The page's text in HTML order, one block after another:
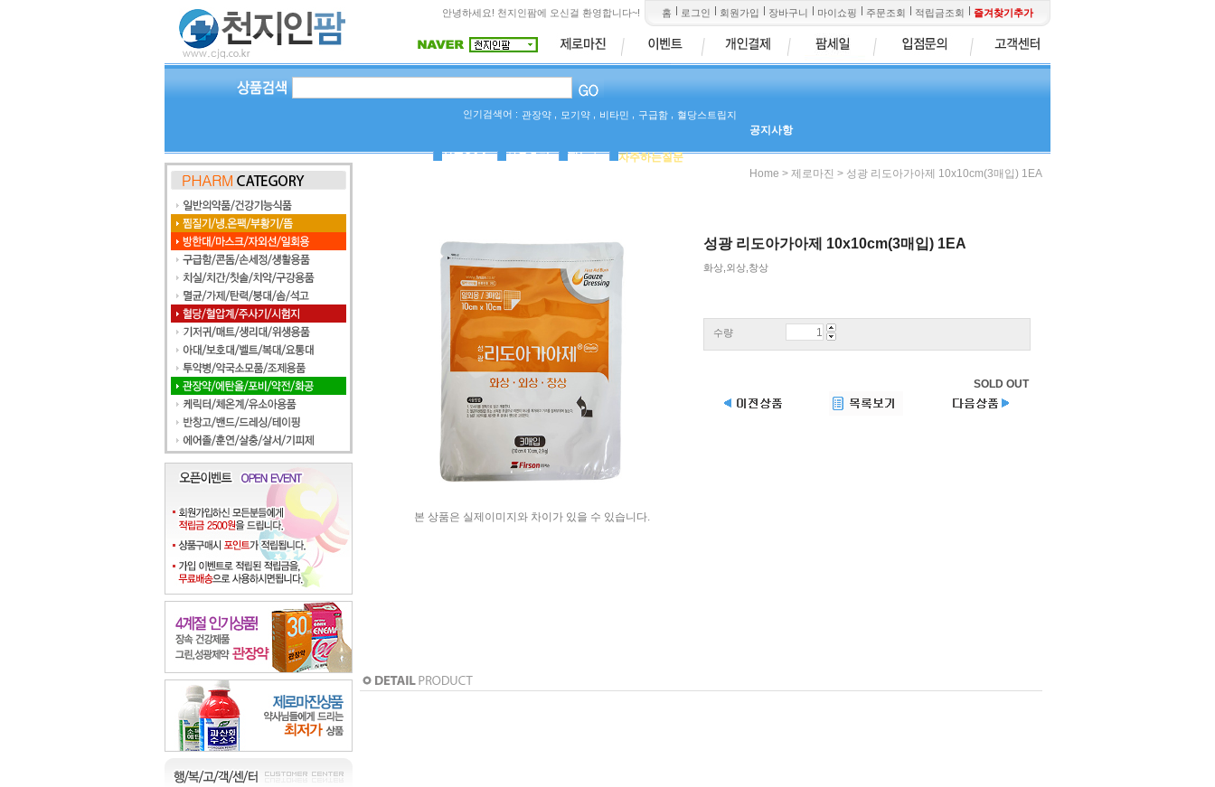
안녕하세요! 천지인팜에 오신걸 환영합니다~! 홈 로그인 회원가입 장바구니 마이쇼핑 주문조회 적립금조회 즐겨찾기추가
인기검색어 : 관장약 모기약 비타민 구급함 혈당스트립지
공지사항
상품Q&A 사용후기 팜뉴스
자주하는질문
Home > 제로마진 > 성광 리도아가아제 10x10cm(3매입) 1EA
본 상품은 실제이미지와 차이가 있을 수 있습니다.
성광 리도아가아제 10x10cm(3매입) 1EA
화상,외상,창상
수량
SOLD OUT